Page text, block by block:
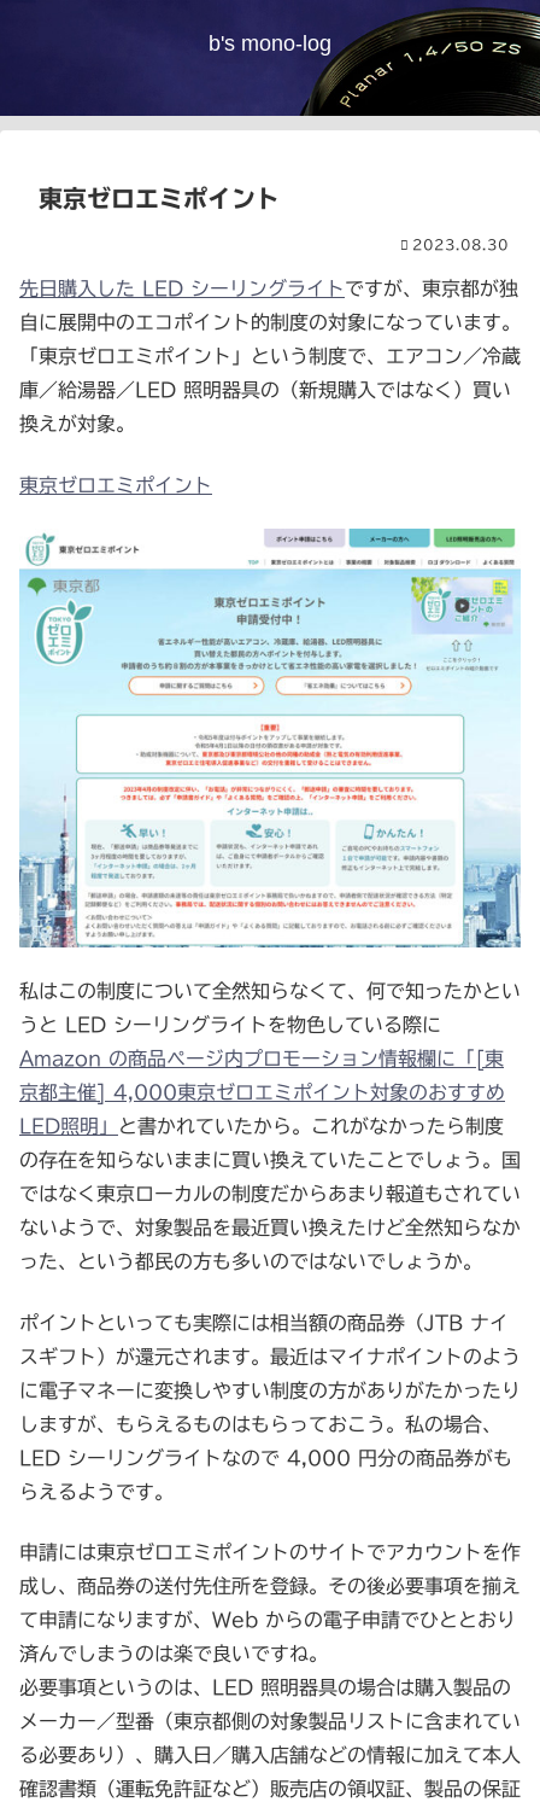
b's mono-log
東京ゼロエミポイント
2023.08.30
先日購入した LED シーリングライトですが、東京都が独
自に展開中のエコポイント的制度の対象になっています。
「東京ゼロエミポイント」という制度で、エアコン／冷蔵
庫／給湯器／LED 照明器具の（新規購入ではなく）買い
換えが対象。
東京ゼロエミポイント
私はこの制度について全然知らなくて、何で知ったかとい
うと LED シーリングライトを物色している際に
Amazon の商品ページ内プロモーション情報欄に「[東
京都主催] 4,000東京ゼロエミポイント対象のおすすめ
LED照明」
と書かれていたから。これがなかったら制度
の存在を知らないままに買い換えていたことでしょう。国
ではなく東京ローカルの制度だからあまり報道もされてい
ないようで、対象製品を最近買い換えたけど全然知らなか
った、という都民の方も多いのではないでしょうか。
ポイントといっても実際には相当額の商品券（JTB ナイ
スギフト）が還元されます。最近はマイナポイントのよう
に電子マネーに変換しやすい制度の方がありがたかったり
しますが、もらえるものはもらっておこう。私の場合、
LED シーリングライトなので 4,000 円分の商品券がも
らえるようです。
申請には東京ゼロエミポイントのサイトでアカウントを作
成し、商品券の送付先住所を登録。その後必要事項を揃え
て申請になりますが、Web からの電子申請でひととおり
済んでしまうのは楽で良いですね。
必要事項というのは、LED 照明器具の場合は購入製品の
メーカー／型番（東京都側の対象製品リストに含まれてい
る必要あり）、購入日／購入店舗などの情報に加えて本人
確認書類（運転免許証など）販売店の領収証、製品の保証